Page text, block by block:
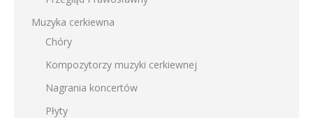
Muzyka cerkiewna
Chóry
Kompozytorzy muzyki cerkiewnej
Nagrania koncertów
Płyty